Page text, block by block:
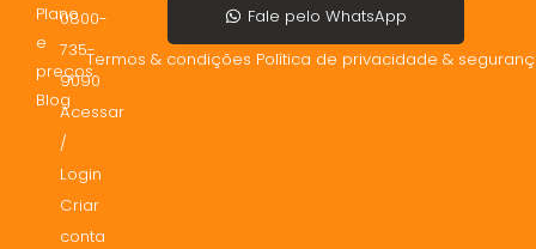
Plano
e
preços
Blog
0800-
735-
9090
Acessar
/
Login
Criar
conta
Fale pelo WhatsApp
Termos & condições Política de privacidade &